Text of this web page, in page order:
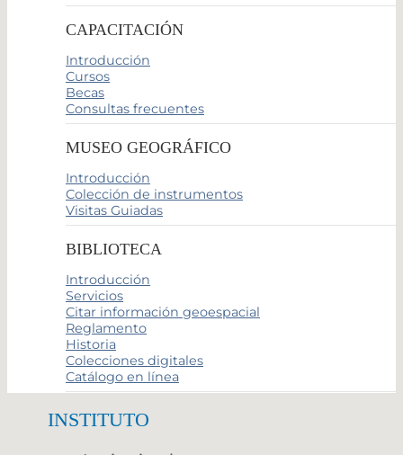
CAPACITACIÓN
Introducción
Cursos
Becas
Consultas frecuentes
MUSEO GEOGRÁFICO
Introducción
Colección de instrumentos
Visitas Guiadas
BIBLIOTECA
Introducción
Servicios
Citar información geoespacial
Reglamento
Historia
Colecciones digitales
Catálogo en línea
INSTITUTO